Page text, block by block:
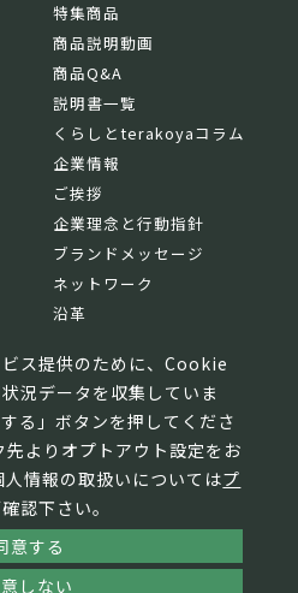
ス提供のために、Cookie
況データを収集していま
る」ボタンを押してくださ
よりオプトアウト設定をお
情報の取扱いについてはプ
認下さい。
意する
しない
特集商品
商品説明動画
商品Q&A
説明書一覧
くらしとterakoyaコラム
企業情報
ご挨拶
企業理念と行動指針
ブランドメッセージ
ネットワーク
沿革
All Rights Reserved.